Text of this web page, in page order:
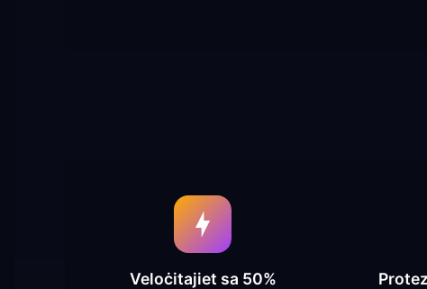
Veloċitajiet sa 50%